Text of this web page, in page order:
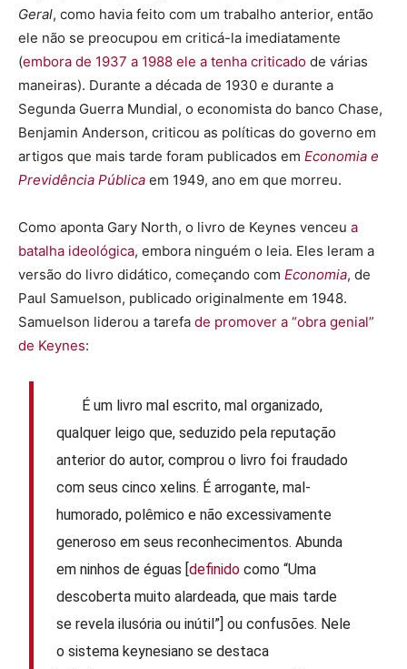
Geral, como havia feito com um trabalho anterior, então
ele não se preocupou em criticá-la imediatamente
(embora de 1937 a 1988 ele a tenha criticado de várias
maneiras). Durante a década de 1930 e durante a
Segunda Guerra Mundial, o economista do banco Chase,
Benjamin Anderson, criticou as políticas do governo em
artigos que mais tarde foram publicados em Economia e
Previdência Pública em 1949, ano em que morreu.
Como aponta Gary North, o livro de Keynes venceu a
batalha ideológica, embora ninguém o leia. Eles leram a
versão do livro didático, começando com Economia, de
Paul Samuelson, publicado originalmente em 1948.
Samuelson liderou a tarefa de promover a “obra genial”
de Keynes:
É um livro mal escrito, mal organizado,
qualquer leigo que, seduzido pela reputação
anterior do autor, comprou o livro foi fraudado
com seus cinco xelins. É arrogante, mal-
humorado, polêmico e não excessivamente
generoso em seus reconhecimentos. Abunda
em ninhos de éguas [definidocomo “Uma
descoberta muito alardeada, que mais tarde
se revela ilusória ou inútil”] ou confusões. Nele
o sistema keynesiano se destaca